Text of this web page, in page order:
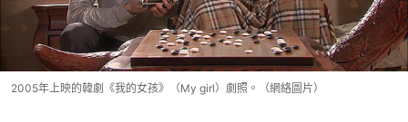
2005年上映的韓劇《我的女孩》（My girl）劇照。（網絡圖片）